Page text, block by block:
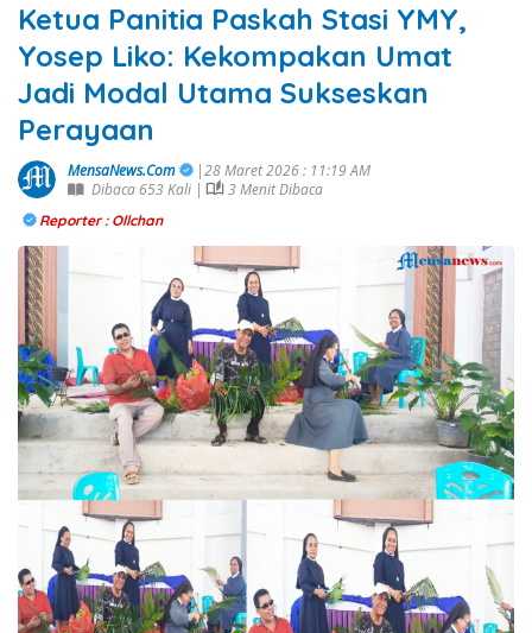
Ketua Panitia Paskah Stasi YMY,
Yosep Liko: Kekompakan Umat
Jadi Modal Utama Sukseskan
Perayaan
MensaNews.Com
|28 Maret 2026 : 11:19 AM
Dibaca 653 Kali |
3 Menit Dibaca
Reporter : Ollchan